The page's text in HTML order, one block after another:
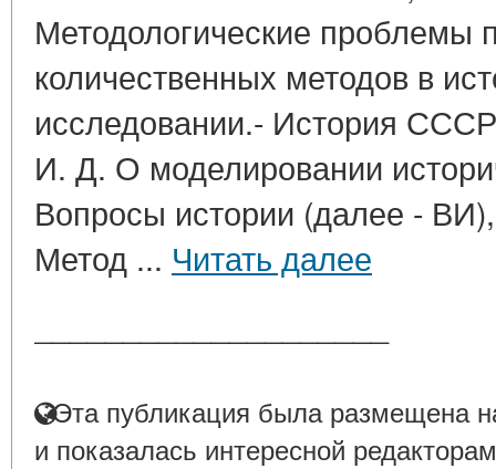
Методологические проблемы
количественных методов в
исследовании.- История
И. Д. О моделировании
Вопросы истории (далее -
Метод ... Читать далее
Эта публикация была размещена
и показалась интересной